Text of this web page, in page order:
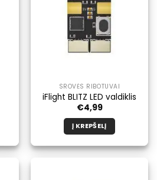
Galimybe
galite
pasirinkti
produkto
puslapyje.
SROVĖS RIBOTUVAI
iFlight BLITZ LED valdiklis
€4,99
Į KREPŠELĮ